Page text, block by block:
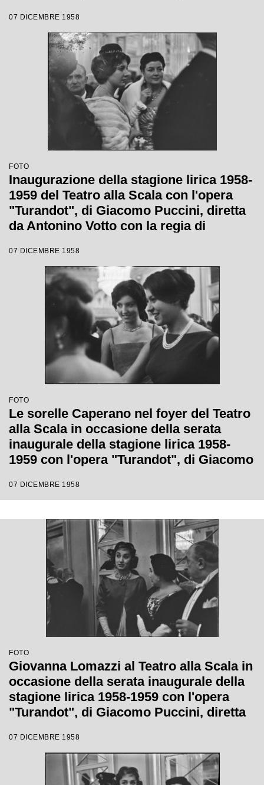
regia di Margherita Wallmann
07 DICEMBRE 1958
FOTO
Inaugurazione della stagione lirica 1958-
1959 del Teatro alla Scala con l'opera
"Turandot", di Giacomo Puccini, diretta
da Antonino Votto con la regia di
07 DICEMBRE 1958
FOTO
Le sorelle Caperano nel foyer del Teatro
alla Scala in occasione della serata
inaugurale della stagione lirica 1958-
1959 con l'opera "Turandot", di Giacomo
regia di Margherita Wallmann
07 DICEMBRE 1958
FOTO
Giovanna Lomazzi al Teatro alla Scala in
occasione della serata inaugurale della
stagione lirica 1958-1959 con l'opera
"Turandot", di Giacomo Puccini, diretta
Margherita Wallmann
07 DICEMBRE 1958